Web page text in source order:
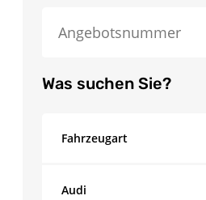
Was suchen Sie?